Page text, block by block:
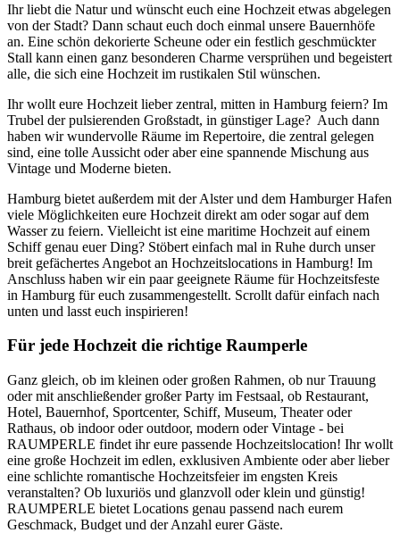
Ihr liebt die Natur und wünscht euch eine Hochzeit etwas abgelegen
von der Stadt? Dann schaut euch doch einmal unsere Bauernhöfe
an. Eine schön dekorierte Scheune oder ein festlich geschmückter
Stall kann einen ganz besonderen Charme versprühen und begeistert
alle, die sich eine Hochzeit im rustikalen Stil wünschen.
Ihr wollt eure Hochzeit lieber zentral, mitten in Hamburg feiern? Im
Trubel der pulsierenden Großstadt, in günstiger Lage? Auch dann
haben wir wundervolle Räume im Repertoire, die zentral gelegen
sind, eine tolle Aussicht oder aber eine spannende Mischung aus
Vintage und Moderne bieten.
Hamburg bietet außerdem mit der Alster und dem Hamburger Hafen
viele Möglichkeiten eure Hochzeit direkt am oder sogar auf dem
Wasser zu feiern. Vielleicht ist eine maritime Hochzeit auf einem
Schiff genau euer Ding? Stöbert einfach mal in Ruhe durch unser
breit gefächertes Angebot an Hochzeitslocations in Hamburg! Im
Anschluss haben wir ein paar geeignete Räume für Hochzeitsfeste
in Hamburg für euch zusammengestellt. Scrollt dafür einfach nach
unten und lasst euch inspirieren!
Für jede Hochzeit die richtige Raumperle
Ganz gleich, ob im kleinen oder großen Rahmen, ob nur Trauung
oder mit anschließender großer Party im Festsaal, ob Restaurant,
Hotel, Bauernhof, Sportcenter, Schiff, Museum, Theater oder
Rathaus, ob indoor oder outdoor, modern oder Vintage - bei
RAUMPERLE findet ihr eure passende Hochzeitslocation! Ihr wollt
eine große Hochzeit im edlen, exklusiven Ambiente oder aber lieber
eine schlichte romantische Hochzeitsfeier im engsten Kreis
veranstalten? Ob luxuriös und glanzvoll oder klein und günstig!
RAUMPERLE bietet Locations genau passend nach eurem
Geschmack, Budget und der Anzahl eurer Gäste.